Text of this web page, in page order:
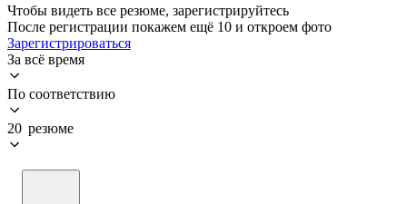
Чтобы видеть все резюме, зарегистрируйтесь
После регистрации покажем ещё 10 и откроем фото
Зарегистрироваться
За всё время
По соответствию
20 резюме